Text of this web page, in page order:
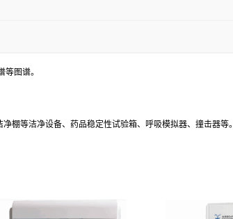
图谱。
棚等洁净设备、药品稳定性试验箱、呼吸模拟器、撞击器等。